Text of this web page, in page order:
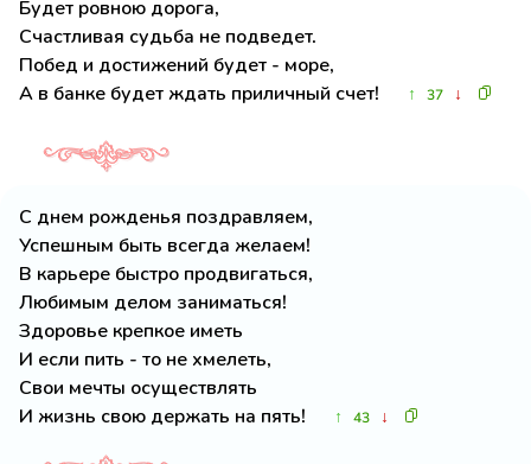
Будет ровною дорога,
Счастливая судьба не подведет.
Побед и достижений будет - море,
А в банке будет ждать приличный счет!
↑ 37 ↓
С днем рожденья поздравляем,
Успешным быть всегда желаем!
В карьере быстро продвигаться,
Любимым делом заниматься!
Здоровье крепкое иметь
И если пить - то не хмелеть,
Свои мечты осуществлять
И жизнь свою держать на пять!
↑ 43 ↓